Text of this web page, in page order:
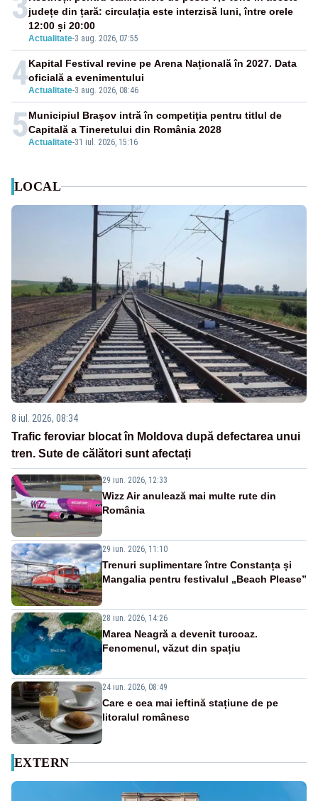
Actualitate-3 aug. 2026, 07:55
județe din țară: circulația este interzisă luni, între orele
12:00 și 20:00
4Actualitate-3 aug. 2026, 08:46
Kapital Festival revine pe Arena Națională în 2027. Data
oficială a evenimentului
5Actualitate-31 iul. 2026, 15:16
Municipiul Braşov intră în competiţia pentru titlul de
Capitală a Tineretului din România 2028
LOCAL
8 iul. 2026, 08:34
Trafic feroviar blocat în Moldova după defectarea unui
tren. Sute de călători sunt afectați
29 iun. 2026, 12:33
Wizz Air anulează mai multe rute din
România
29 iun. 2026, 11:10
Trenuri suplimentare între Constanța și
Mangalia pentru festivalul „Beach Please”
28 iun. 2026, 14:26
Marea Neagră a devenit turcoaz.
Fenomenul, văzut din spațiu
24 iun. 2026, 08:49
Care e cea mai ieftină stațiune de pe
litoralul românesc
EXTERN